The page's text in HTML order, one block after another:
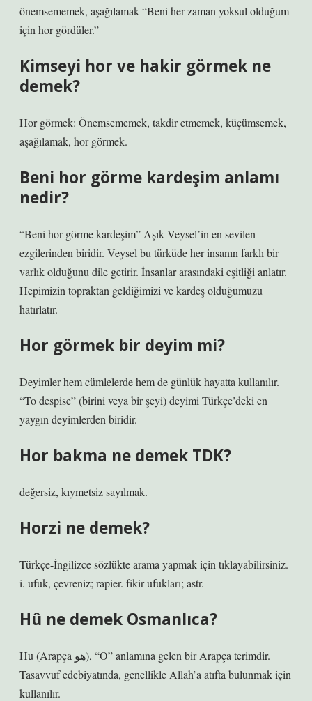
önemsememek, aşağılamak “Beni her zaman yoksul olduğum
için hor gördüler.”
Kimseyi hor ve hakir görmek ne
demek?
Hor görmek: Önemsememek, takdir etmemek, küçümsemek,
aşağılamak, hor görmek.
Beni hor görme kardeşim anlamı
nedir?
“Beni hor görme kardeşim” Aşık Veysel’in en sevilen
ezgilerinden biridir. Veysel bu türküde her insanın farklı bir
varlık olduğunu dile getirir. İnsanlar arasındaki eşitliği anlatır.
Hepimizin topraktan geldiğimizi ve kardeş olduğumuzu
hatırlatır.
Hor görmek bir deyim mi?
Deyimler hem cümlelerde hem de günlük hayatta kullanılır.
“To despise” (birini veya bir şeyi) deyimi Türkçe’deki en
yaygın deyimlerden biridir.
Hor bakma ne demek TDK?
değersiz, kıymetsiz sayılmak.
Horzi ne demek?
Türkçe-İngilizce sözlükte arama yapmak için tıklayabilirsiniz.
i. ufuk, çevreniz; rapier. fikir ufukları; astr.
Hû ne demek Osmanlıca?
Hu (Arapça هو), “O” anlamına gelen bir Arapça terimdir.
Tasavvuf edebiyatında, genellikle Allah’a atıfta bulunmak için
kullanılır.